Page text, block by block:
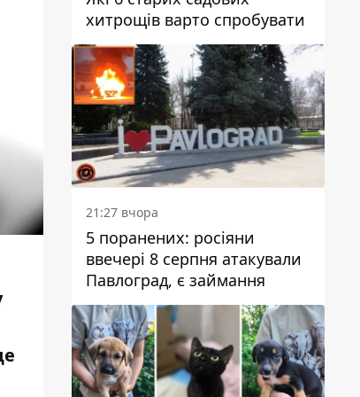
хитрощів варто спробувати
21:27 вчора
5 поранених: росіяни
ввечері 8 серпня атакували
Павлоград, є займання